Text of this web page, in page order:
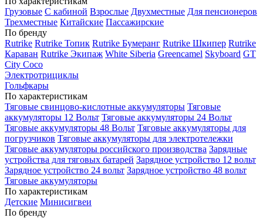
Грузовые С кабиной Взрослые Двухместные Для пенсионеров
Трехместные Китайские Пассажирские
По бренду
Rutrike Rutrike Топик Rutrike Бумеранг Rutrike Шкипер Rutrike
Караван Rutrike Экипаж White Siberia Greencamel Skyboard GT
City Coco
Электротрициклы
Гольфкары
По характеристикам
Тяговые свинцово-кислотные аккумуляторы Тяговые
аккумуляторы 12 Вольт Тяговые аккумуляторы 24 Вольт
Тяговые аккумуляторы 48 Вольт Тяговые аккумуляторы для
погрузчиков Тяговые аккумуляторы для электротележки
Тяговые аккумуляторы российского производства Зарядные
устройства для тяговых батарей Зарядное устройство 12 вольт
Зарядное устройство 24 вольт Зарядное устройство 48 вольт
Тяговые аккумуляторы
По характеристикам
Детские Минисигвеи
По бренду